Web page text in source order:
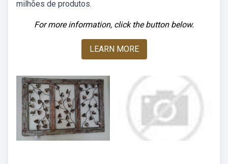
milhões de produtos.
For more information, click the button below.
LEARN MORE